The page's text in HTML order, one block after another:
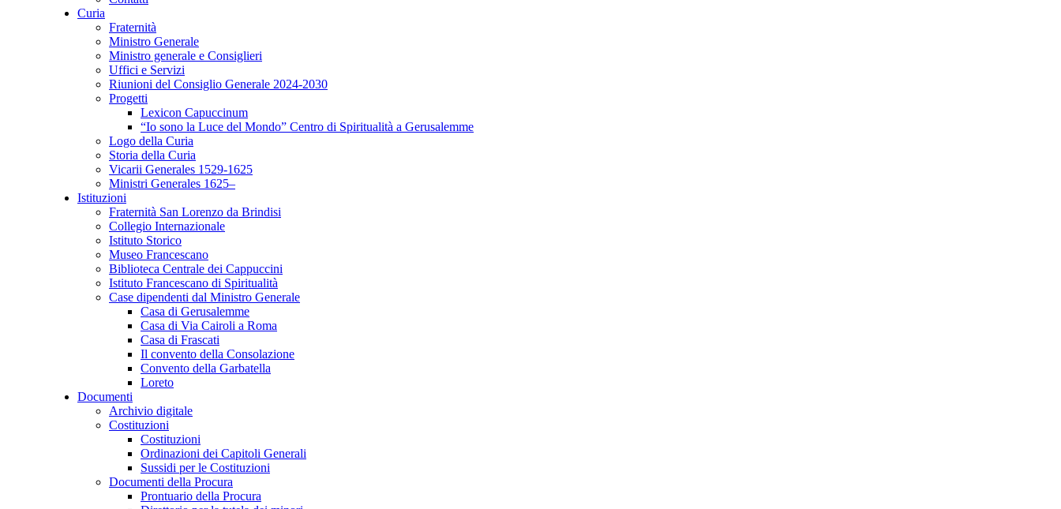
Curia
Fraternità
Ministro Generale
Ministro generale e Consiglieri
Uffici e Servizi
Riunioni del Consiglio Generale 2024-2030
Progetti
Lexicon Capuccinum
“Io sono la Luce del Mondo” Centro di Spiritualità a Gerusalemme
Logo della Curia
Storia della Curia
Vicarii Generales 1529-1625
Ministri Generales 1625–
Istituzioni
Fraternità San Lorenzo da Brindisi
Collegio Internazionale
Istituto Storico
Museo Francescano
Biblioteca Centrale dei Cappuccini
Istituto Francescano di Spiritualità
Case dipendenti dal Ministro Generale
Casa di Gerusalemme
Casa di Via Cairoli a Roma
Casa di Frascati
Il convento della Consolazione
Convento della Garbatella
Loreto
Documenti
Archivio digitale
Costituzioni
Costituzioni
Ordinazioni dei Capitoli Generali
Sussidi per le Costituzioni
Documenti della Procura
Prontuario della Procura